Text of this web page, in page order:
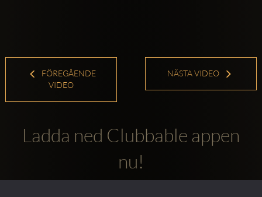
FÖREGÅENDE
VIDEO
NÄSTA VIDEO
Ladda ned Clubbable appen
nu!